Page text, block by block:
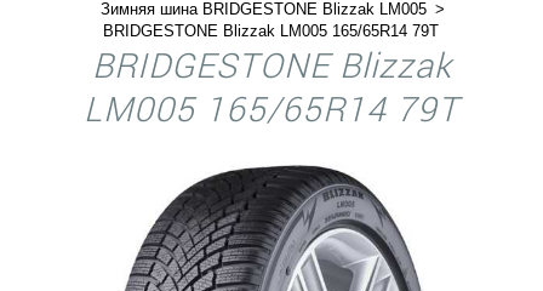
Зимняя шина BRIDGESTONE Blizzak LM005
BRIDGESTONE Blizzak LM005 165/65R14 79T
BRIDGESTONE Blizzak
LM005 165/65R14 79T